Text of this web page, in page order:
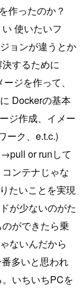
作ったのか？
使いたいフ
ョンが違うとか
するために
ジを作って、
Dockerの基本
ジ作成、イメー
ーク、e.t.c.)
or runして
ンテナじゃな
たいことを実現
が少ないのがた
ができたら乗
ないんだから
多いと思われ
いちいちPCを